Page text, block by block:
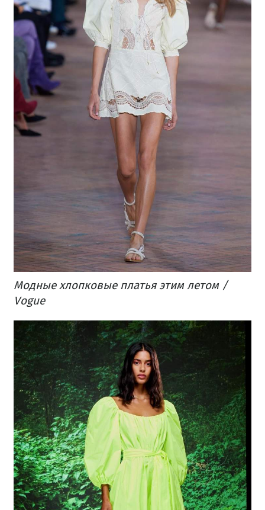
Модные хлопковые платья этим летом​ /
Vogue